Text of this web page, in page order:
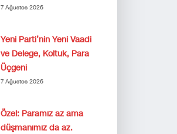
7 Ağustos 2026
Yeni Parti’nin Yeni Vaadi
ve Delege, Koltuk, Para
Üçgeni
7 Ağustos 2026
Özel: Paramız az ama
düşmanımız da az.